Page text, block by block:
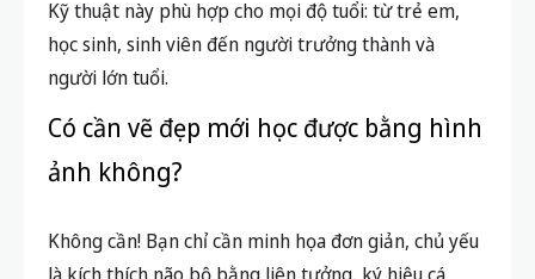
Có cần vẽ đẹp mới học được bằng hình
ảnh không?
Không cần! Bạn chỉ cần minh họa đơn giản, chủ yếu
là kích thích não bộ bằng liên tưởng, ký hiệu cá
Ghi nhớ bằng hình ảnh có thể áp